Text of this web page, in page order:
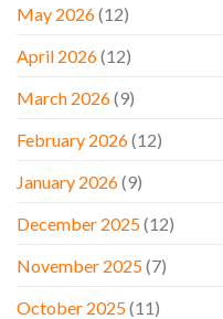
May 2026(12)
April 2026(12)
March 2026(9)
February 2026(12)
January 2026(9)
December 2025(12)
November 2025(7)
October 2025(11)